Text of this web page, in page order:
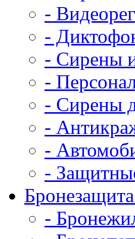
-
-
- Сирены
-
- Сирены
-
-
-
-